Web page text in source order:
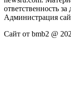
ответственность
Администрация
Сайт от bmb2 @